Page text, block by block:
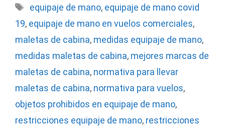
Etiquetas
equipaje de mano, equipaje de mano covid
19, equipaje de mano en vuelos comerciales,
maletas de cabina, medidas equipaje de mano,
medidas maletas de cabina, mejores marcas de
maletas de cabina, normativa para llevar
maletas de cabina, normativa para vuelos,
objetos prohibidos en equipaje de mano,
restricciones equipaje de mano, restricciones